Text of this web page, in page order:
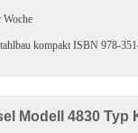
Woche
kompakt ISBN 978-
Modell 4830 Typ